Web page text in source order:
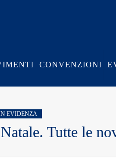
CONVENZIONI
EVIDENZA
Tutte le